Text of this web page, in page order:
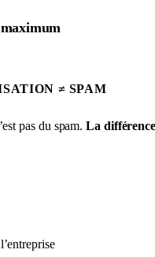
≠ SPAM
pas du spam.La